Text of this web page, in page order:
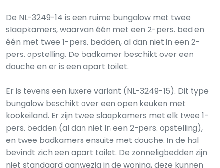
De NL-3249-14 is een ruime bungalow met twee
slaapkamers, waarvan één met een 2-pers. bed en
één met twee 1-pers. bedden, al dan niet in een 2-
pers. opstelling. De badkamer beschikt over een
douche en er is een apart toilet.
Er is tevens een luxere variant (NL-3249-15). Dit type
bungalow beschikt over een open keuken met
kookeiland. Er zijn twee slaapkamers met elk twee 1-
pers. bedden (al dan niet in een 2-pers. opstelling),
en twee badkamers ensuite met douche. In de hal
bevindt zich een apart toilet. De zonneligbedden zijn
niet standaard aanwezig in de woning, deze kunnen